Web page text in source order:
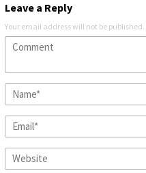
Leave a Reply
Your email address will not be published.